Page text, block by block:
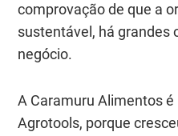
comprovação de que a
sustentável, há grandes
negócio.
A Caramuru Alimentos
Agrotools, porque